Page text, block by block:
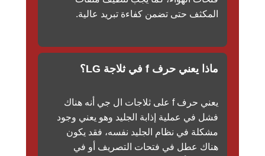
المكثف حتى تضمن كفاءة تبريد عالية.
ماذا يعني حرف f في ثلاجة LG؟
يعني حرف f على ثلاجات ال جي أنه هناك
فشل في عملية إذابة الجليد وهو يعني وجود
مشكلة في نظام الجليد نفسه، فقد يكون
هناك عطل في فتحات التصريف أو في